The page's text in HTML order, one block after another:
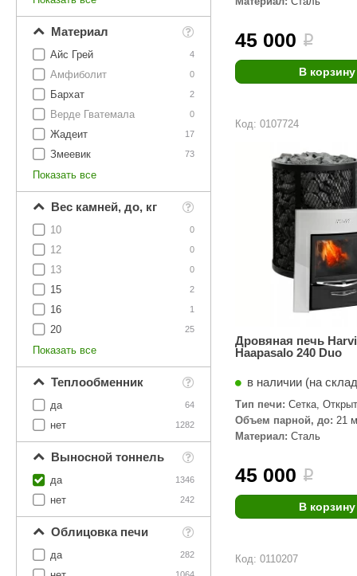
Для дома и дачи
Акции и скидки
Этна
Elcon
TABA MAGNUM
Termomuros
Finn icon Размахайка
Материал
4
Айс Грей
0
Амфиболит
2
Бархат
0
Верде Гватемала
17
Жадеит
73
Змеевик
Показать все
Вес камней, до, кг
0
10
0
12
0
13
2
15
1
16
25
20
Показать все
Теплообменник
64
да
1282
нет
Выносной тоннель
1346
да
242
нет
Облицовка печи
282
да
45 000 i
В корзину
Код: 0107724
Дровяная печь
Haapasalo 240 Duo
в наличии (на
Тип печи: Сетка,
Объем парной, до: 21
Материал: Сталь
45 000 i
В корзину
Код: 0110207